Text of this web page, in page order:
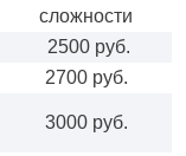
сложности
2500 руб.
2700 руб.
3000 руб.